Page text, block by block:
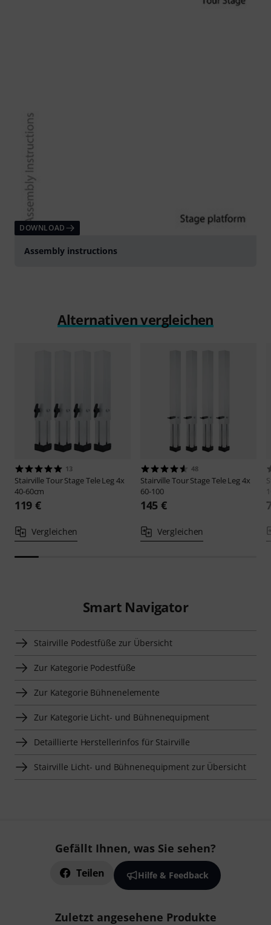
DOWNLOAD
Assembly instructions
Alternativen vergleichen
13
StairvilleTour Stage Tele Leg 4x
40-60cm
119 €
Vergleichen
48
StairvilleTour Stage Tele Leg 4x
60-100
145 €
Vergleichen
Smart Navigator
Stairville Podestfüße zur Übersicht
Zur Kategorie Podestfüße
Zur Kategorie Bühnenelemente
Zur Kategorie Licht- und Bühnenequipment
Detaillierte Herstellerinfos für Stairville
Stairville Licht- und Bühnenequipment zur Übersicht
Gefällt Ihnen, was Sie sehen?
Teilen Hilfe & Feedback
Zuletzt angesehene Produkte